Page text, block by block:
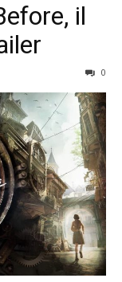
il
0